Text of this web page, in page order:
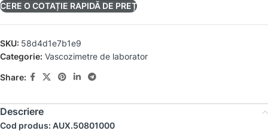
CERE O COTAȚIE RAPIDĂ DE PREȚ
SKU: 58d4d1e7b1e9
Categorie: Vascozimetre de laborator
Share:
Descriere
Cod produs: AUX.50801000